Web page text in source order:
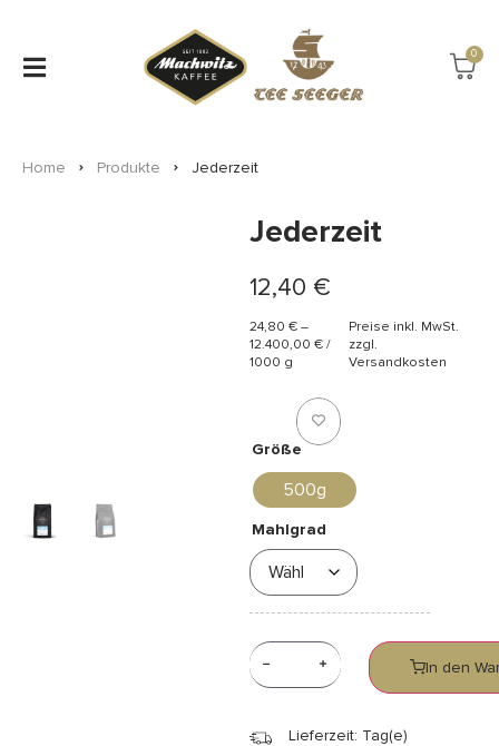
0
Home Produkte Jederzeit
Jederzeit
12,40 €
24,80 € –
12.400,00 € /
1000 g
Preise inkl. MwSt.
zzgl.
Versandkosten
Größe
500g
Mahlgrad
In den
Lieferzeit: Tag(e)